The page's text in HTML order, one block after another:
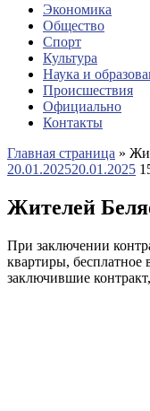
Экономика
Общество
Спорт
Культура
Наука и
Происшествия
Официально
Контакты
Главная страница »
20.01.202520.01.2025
Жителей
При заключении
квартиры, бесплатное
заключившие